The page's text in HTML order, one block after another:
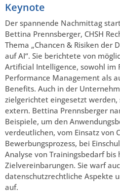
Keynote
Der spannende Nachmittag
Bettina Prennsberger, CHSH
Thema „Chancen & Risiken der
auf AI“. Sie berichtete von
Artificial Intelligence, sowohl im
Performance Management als
Benefits. Auch in der
zielgerichtet eingesetzt
extern. Bettina Prennsberger
Beispiele, um den
verdeutlichen, vom Einsatz von
Bewerbungsprozess, bei
Analyse von Trainingsbedarf
Zielvereinbarungen. Sie warf
datenschutzrechtliche Aspekte
auf.